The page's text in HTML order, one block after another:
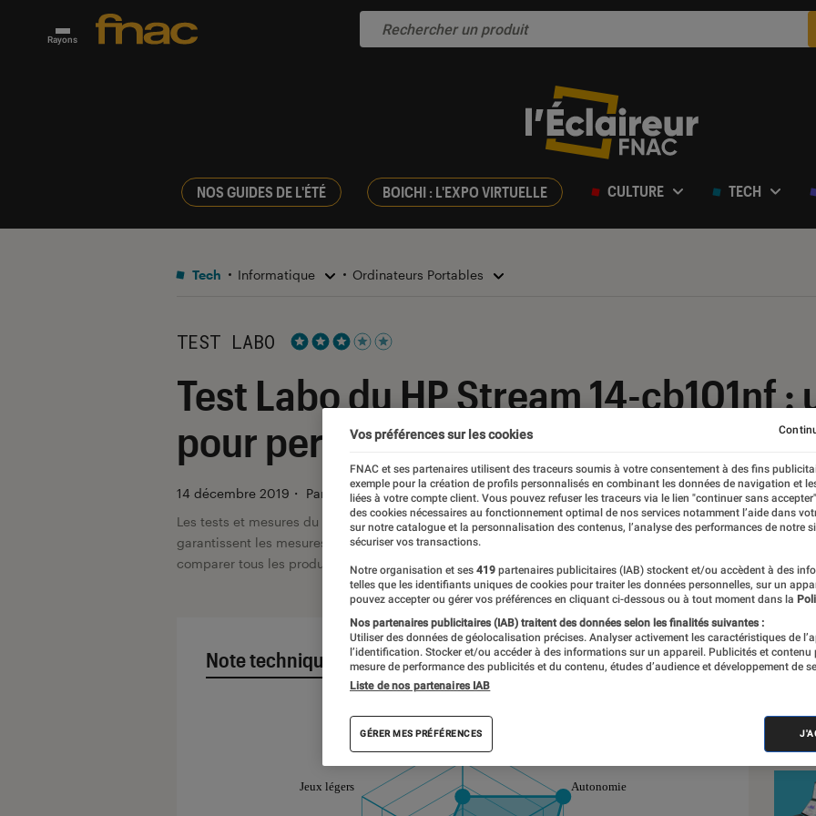
Rayons
NOS GUIDES DE L'ÉTÉ BOICHI : L'EXPO VIRTUELLE CULTURE TECH
Tech Informatique Ordinateurs Portables
TEST LABO
Test Labo du HP Stream 14-cb101nf
pour performances convenables
14 décembre 2019 ・ Par
Javare Traoré
Les tests et mesures du Labo Fnac sont réalisés en toute indépendance du commerce ou des fabricants
garantissent les mesures grâce à leur expertise, et aux équipements de mesures les plus précis. Pour en
comparer tous les produits, visitez notre
comparateur
Note technique Détail des sous notes
VOIR
Vos préférences sur les cookies
FNAC et ses partenaires utilisent des traceurs soumis à votre consentement à des fins
exemple pour la création de profils personnalisés en combinant les données de navigation et
liées à votre compte client. Vous pouvez refuser les traceurs via le lien "continuer sans
des cookies nécessaires au fonctionnement optimal de nos services notamment l’aide dans
sur notre catalogue et la personnalisation des contenus, l’analyse des performances de notre
sécuriser vos transactions.
Notre organisation et ses 419 partenaires publicitaires (IAB) stockent et/ou accèdent à des
telles que les identifiants uniques de cookies pour traiter les données personnelles, sur un
pouvez accepter ou gérer vos préférences en cliquant ci-dessous ou à tout moment dans la
Nos partenaires publicitaires (IAB) traitent des données selon les finalités suivantes :
Utiliser des données de géolocalisation précises. Analyser activement les caractéristiques de
l’identification. Stocker et/ou accéder à des informations sur un appareil. Publicités et contenu
mesure de performance des publicités et du contenu, études d’audience et développement de
Liste de nos partenaires IAB
GÉRER MES PRÉFÉRENCES